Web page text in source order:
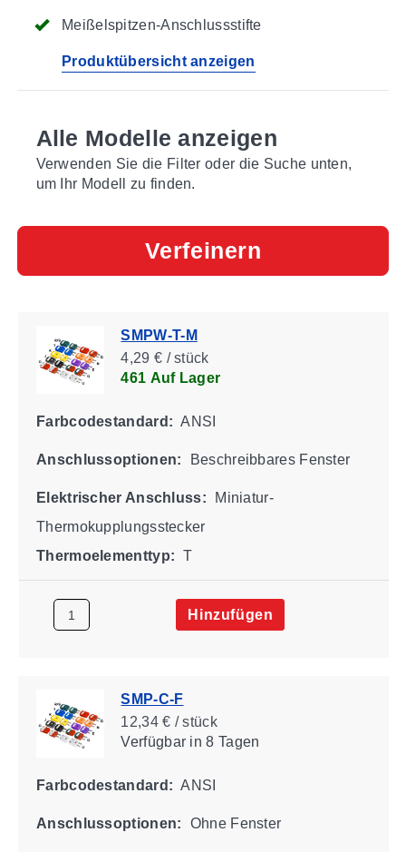
Meißelspitzen-Anschlussstifte
Produktübersicht anzeigen
Alle Modelle anzeigen
Verwenden Sie die Filter oder die Suche unten,
um Ihr Modell zu finden.
Verfeinern
SMPW-T-M
4,29 € / stück
461 Auf Lager
Farbcodestandard: ANSI
Anschlussoptionen: Beschreibbares Fenster
Elektrischer Anschluss:
Miniatur-
Thermokupplungsstecker
Thermoelementtyp: T
Hinzufügen
SMP-C-F
12,34 € / stück
Verfügbarin 8 Tagen
Farbcodestandard: ANSI
Anschlussoptionen: Ohne Fenster